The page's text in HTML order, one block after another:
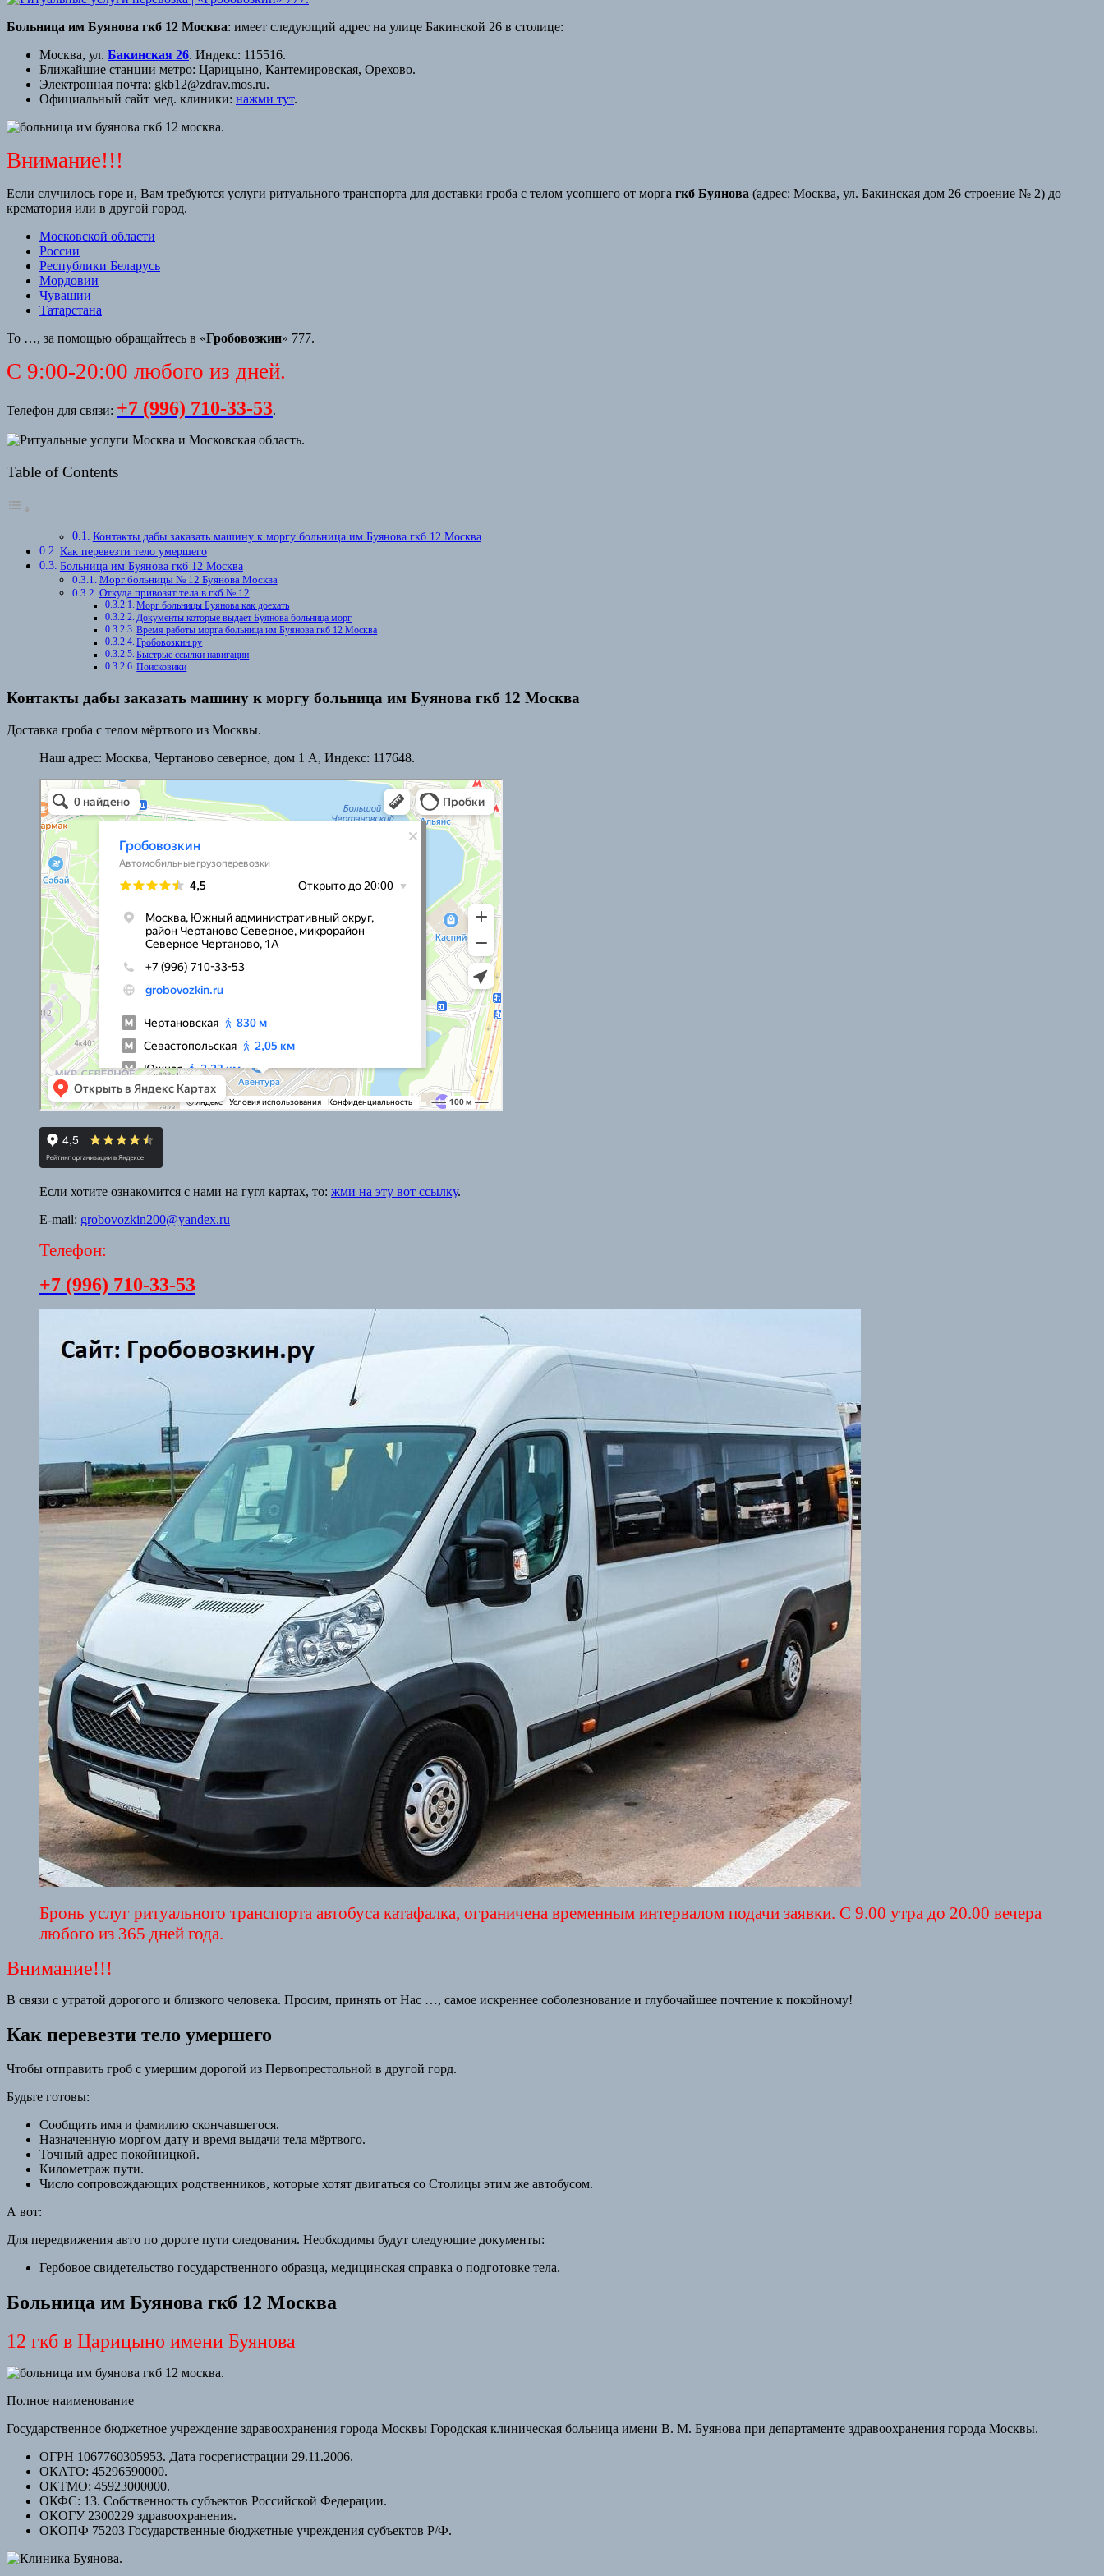
Больница им Буянова гкб 12 Москва: имеет следующий адрес на улице Бакинской 26 в столице:
Москва, ул. Бакинская 26. Индекс: 115516.
Ближайшие станции метро: Царицыно, Кантемировская, Орехово.
Электронная почта: gkb12@zdrav.mos.ru.
Официальный сайт мед. клиники: нажми тут.
Внимание!!!
Если случилось горе и, Вам требуются услуги ритуального транспорта для доставки гроба с телом усопшего от морга гкб Буянова (адрес: Москва, ул. Бакинская дом 26 строение № 2) до
крематория или в другой город.
Московской области
России
Республики Беларусь
Мордовии
Чувашии
Татарстана
То …, за помощью обращайтесь в «Гробовозкин» 777.
С 9:00-20:00 любого из дней.
Телефон для связи: +7 (996) 710-33-53.
Table of Contents
Контакты дабы заказать машину к моргу больница им Буянова гкб 12 Москва
Как перевезти тело умершего
Больница им Буянова гкб 12 Москва
Морг больницы № 12 Буянова Москва
Откуда привозят тела в гкб № 12
Морг больницы Буянова как доехать
Документы которые выдает Буянова больница морг
Время работы морга больница им Буянова гкб 12 Москва
Гробовозкин.ру
Быстрые ссылки навигации
Поисковики
Контакты дабы заказать машину к моргу больница им Буянова гкб 12 Москва
Доставка гроба с телом мёртвого из Москвы.
Наш адрес: Москва, Чертаново северное, дом 1 А, Индекс: 117648.
Гробовозкин
Ритуальные услуги в Москве
Если хотите ознакомится с нами на гугл картах, то: жми на эту вот ссылку.
E-mail: grobovozkin200@yandex.ru
Телефон:
+7 (996) 710-33-53
Бронь услуг ритуального транспорта автобуса катафалка, ограничена временным интервалом подачи заявки. С 9.00 утра до 20.00 вечера
любого из 365 дней года.
Внимание!!!
В связи с утратой дорогого и близкого человека. Просим, принять от Нас …, самое искреннее соболезнование и глубочайшее почтение к покойному!
Как перевезти тело умершего
Чтобы отправить гроб с умершим дорогой из Первопрестольной в другой горд.
Будьте готовы:
Сообщить имя и фамилию скончавшегося.
Назначенную моргом дату и время выдачи тела мёртвого.
Точный адрес покойницкой.
Километраж пути.
Число сопровождающих родственников, которые хотят двигаться со Столицы этим же автобусом.
А вот:
Для передвижения авто по дороге пути следования. Необходимы будут следующие документы:
Гербовое свидетельство государственного образца, медицинская справка о подготовке тела.
Больница им Буянова гкб 12 Москва
12 гкб в Царицыно имени Буянова
Полное наименование
Государственное бюджетное учреждение здравоохранения города Москвы Городская клиническая больница имени В. М. Буянова при департаменте здравоохранения города Москвы.
ОГРН 1067760305953. Дата госрегистрации 29.11.2006.
ОКАТО: 45296590000.
ОКТМО: 45923000000.
ОКФС: 13. Собственность субъектов Российской Федерации.
ОКОГУ 2300229 здравоохранения.
ОКОПФ 75203 Государственные бюджетные учреждения субъектов Р/Ф.